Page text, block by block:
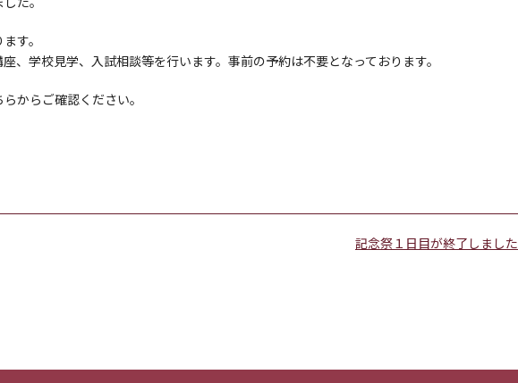
す。
、学校見学、入試相談等を行います。事前の予約は不要となっております。
らからご確認ください。
記念祭１日目が終了しました